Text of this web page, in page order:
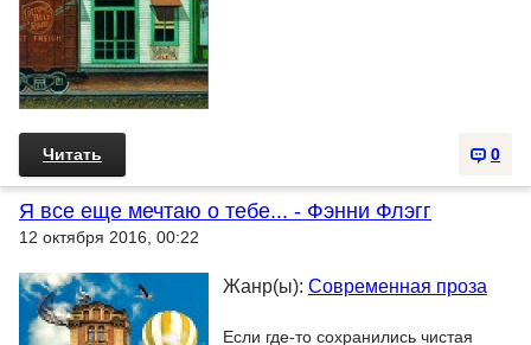
0
Читать
Я все еще мечтаю о тебе... - Фэнни Флэгг
12 октября 2016, 00:22
Жанр(ы): Современная проза
Если где-то сохранились чистая